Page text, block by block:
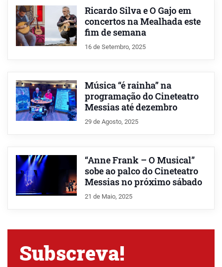
Ricardo Silva e O Gajo em
concertos na Mealhada este
fim de semana
16 de Setembro, 2025
Música “é rainha” na
programação do Cineteatro
Messias até dezembro
29 de Agosto, 2025
“Anne Frank – O Musical”
sobe ao palco do Cineteatro
Messias no próximo sábado
21 de Maio, 2025
Subscreva!